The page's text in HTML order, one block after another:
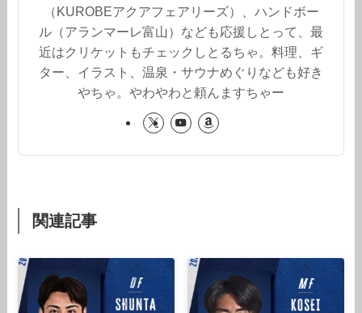
（KUROBEアクアフェアリーズ）、ハンドボー
ル（アランマーレ富山）なども応援しとって、最
近はクリケットもチェックしとるちゃ。料理、ギ
ター、イラスト、温泉・サウナめぐりなども好き
やちゃ。やわやわと頼んますちゃー
関連記事